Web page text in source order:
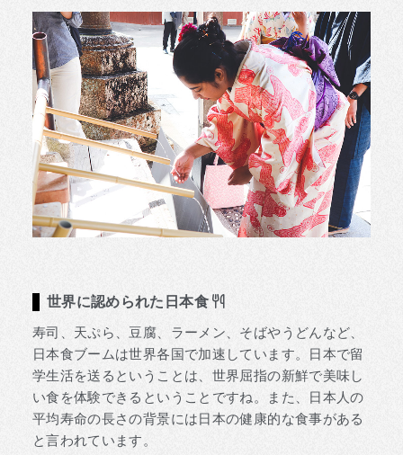
世界に認められた日本食
寿司、天ぷら、豆腐、ラーメン、そばやうどんなど、
日本食ブームは世界各国で加速しています。日本で留
学生活を送るということは、世界屈指の新鮮で美味し
い食を体験できるということですね。また、日本人の
平均寿命の長さの背景には日本の健康的な食事がある
と言われています。